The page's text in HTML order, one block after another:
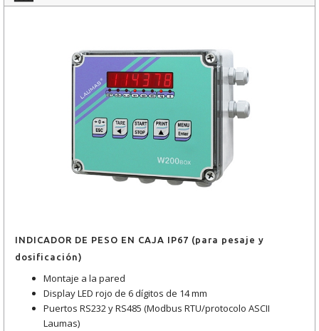
INDICADOR DE PESO EN CAJA IP67 (para pesaje y
dosificación)
Montaje a la pared
Display LED rojo de 6 dígitos de 14 mm
Puertos RS232 y RS485 (Modbus RTU/protocolo ASCII
Laumas)